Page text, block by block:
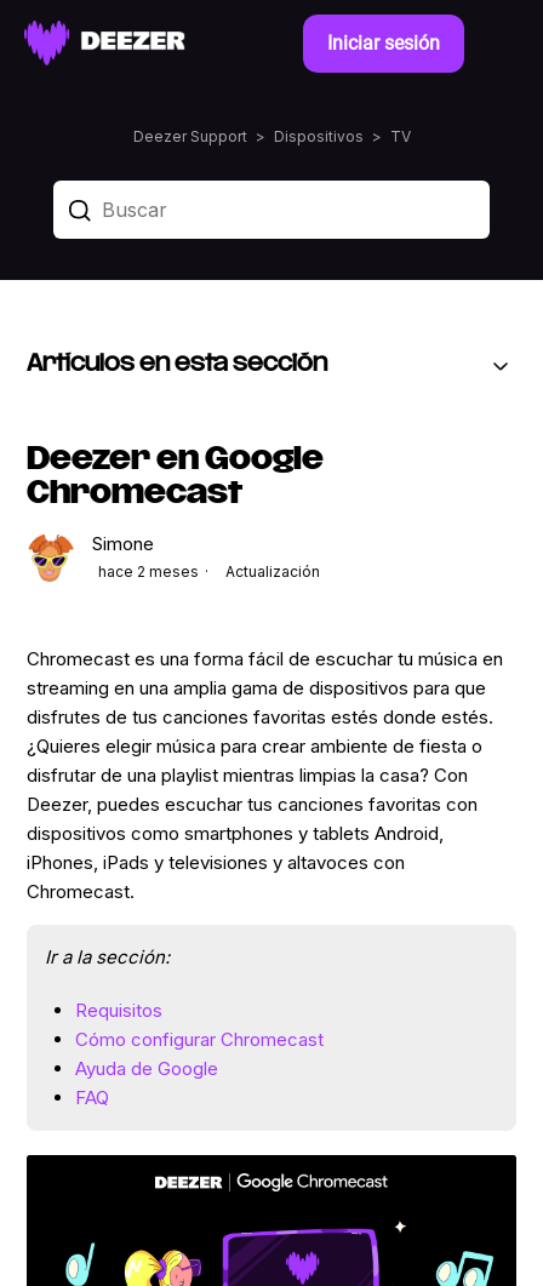
Iniciar sesión
Deezer Support Dispositivos TV
Artículos en esta sección
Deezer en Google
Chromecast
Simone
hace 2 meses Actualización
Chromecast es una forma fácil de escuchar tu música en
streaming en una amplia gama de dispositivos para que
disfrutes de tus canciones favoritas estés donde estés.
¿Quieres elegir música para crear ambiente de fiesta o
disfrutar de una playlist mientras limpias la casa? Con
Deezer, puedes escuchar tus canciones favoritas con
dispositivos como smartphones y tablets Android,
iPhones, iPads y televisiones y altavoces con
Chromecast.
Ir a la sección:
Requisitos
Cómo configurar Chromecast
Ayuda de Google
FAQ